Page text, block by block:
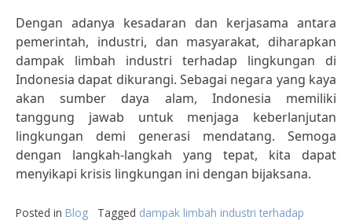
Dengan adanya kesadaran dan kerjasama antara
pemerintah, industri, dan masyarakat, diharapkan
dampak limbah industri terhadap lingkungan di
Indonesia dapat dikurangi. Sebagai negara yang kaya
akan sumber daya alam, Indonesia memiliki
tanggung jawab untuk menjaga keberlanjutan
lingkungan demi generasi mendatang. Semoga
dengan langkah-langkah yang tepat, kita dapat
menyikapi krisis lingkungan ini dengan bijaksana.
Posted in Blog Tagged dampak limbah industri terhadap